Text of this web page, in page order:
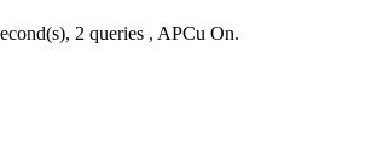
2 queries , APCu On.